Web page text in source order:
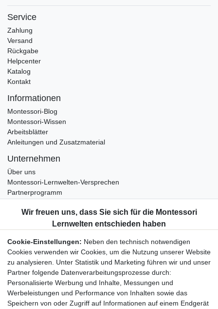
Service
Zahlung
Versand
Rückgabe
Helpcenter
Katalog
Kontakt
Informationen
Montessori-Blog
Montessori-Wissen
Arbeitsblätter
Anleitungen und Zusatzmaterial
Unternehmen
Über uns
Montessori-Lernwelten-Versprechen
Partnerprogramm
Bestellung widerrufen
Datenschutzerklärung
AGB
Impressum
Aktuelles rund um Montessori-Materialien und
Montessori-Pädagogik.
Kostenfreie wöchentliche Infos
Cookie-Einstellungen: Neben den technisch notwendigen
Cookies verwenden wir Cookies, um die Nutzung unserer Website
zu analysieren. Unter Statistik und Marketing führen wir und unser
Partner folgende Datenverarbeitungsprozesse durch:
Personalisierte Werbung und Inhalte, Messungen und
Werbeleistungen und Performance von Inhalten sowie das
Speichern von oder Zugriff auf Informationen auf einem Endgerät